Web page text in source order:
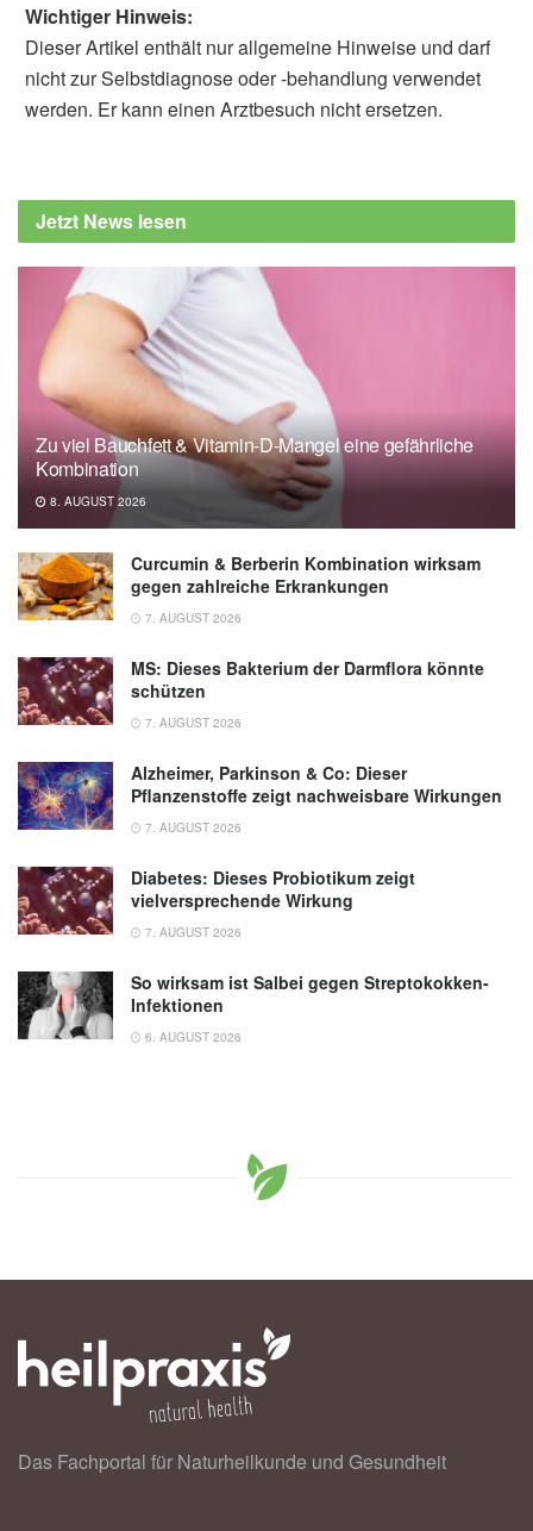
Wichtiger Hinweis:
Dieser Artikel enthält nur allgemeine Hinweise und darf
nicht zur Selbstdiagnose oder -behandlung verwendet
werden. Er kann einen Arztbesuch nicht ersetzen.
Jetzt News lesen
Zu viel Bauchfett & Vitamin-D-Mangel eine gefährliche
Kombination
8. AUGUST 2026
Curcumin & Berberin Kombination wirksam
gegen zahlreiche Erkrankungen
7. AUGUST 2026
MS: Dieses Bakterium der Darmflora könnte
schützen
7. AUGUST 2026
Alzheimer, Parkinson & Co: Dieser
Pflanzenstoffe zeigt nachweisbare Wirkungen
7. AUGUST 2026
Diabetes: Dieses Probiotikum zeigt
vielversprechende Wirkung
7. AUGUST 2026
So wirksam ist Salbei gegen Streptokokken-
Infektionen
6. AUGUST 2026
Das Fachportal für Naturheilkunde und Gesundheit